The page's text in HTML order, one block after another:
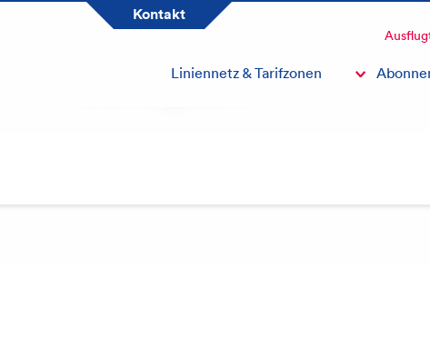
Tarifverbund Passepartout
Kontakt
Liniennetz & Tarifzonen
Ausflugsziel